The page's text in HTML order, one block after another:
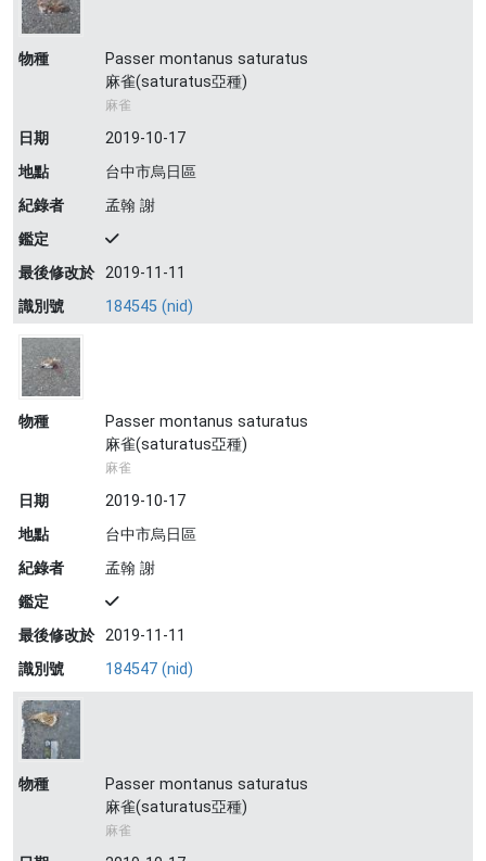
物種
Passer montanus saturatus
麻雀(saturatus亞種)
麻雀
日期
2019-10-17
地點
台中市烏日區
紀錄者
孟翰 謝
鑑定
最後修改於 2019-11-11
識別號
184545 (nid)
物種
Passer montanus saturatus
麻雀(saturatus亞種)
麻雀
日期
2019-10-17
地點
台中市烏日區
紀錄者
孟翰 謝
鑑定
最後修改於 2019-11-11
識別號
184547 (nid)
物種
Passer montanus saturatus
麻雀(saturatus亞種)
麻雀